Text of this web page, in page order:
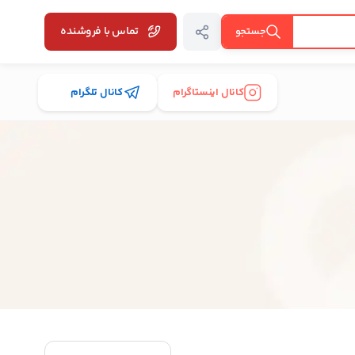
جستجو تماس با فروشنده
کانال اینستاگرام کانال تلگرام